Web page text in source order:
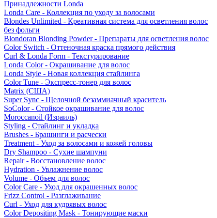
Принадлежности Londa
Londa Care - Коллекция по уходу за волосами
Blondes Unlimited - Креативная система для осветления волос
без фольги
Blondoran Blonding Powder - Препараты для осветления волос
Color Switch - Оттеночная краска прямого действия
Curl & Londa Form - Текстурирование
Londa Color - Окрашивание для волос
Londa Style - Новая коллекция стайлинга
Color Tune - Экспресс-тонер для волос
Matrix (США)
Super Sync - Щелочной безаммиачный краситель
SoColor - Стойкое окрашивание для волос
Moroccanoil (Израиль)
Styling - Стайлинг и укладка
Brushes - Брашинги и расчески
Treatment - Уход за волосами и кожей головы
Dry Shampoo - Сухие шампуни
Repair - Восстановление волос
Hydration - Увлажнение волос
Volume - Объем для волос
Color Care - Уход для окрашенных волос
Frizz Control - Разглаживание
Curl - Уход для кудрявых волос
Color Depositing Mask - Тонирующие маски